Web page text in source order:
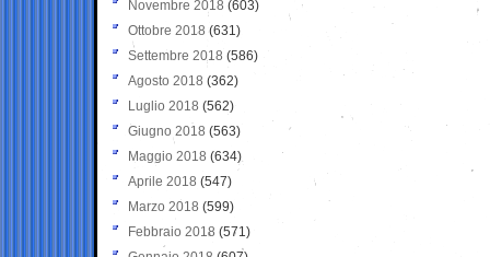
Novembre 2018 (603)
Ottobre 2018 (631)
Settembre 2018 (586)
Agosto 2018 (362)
Luglio 2018 (562)
Giugno 2018 (563)
Maggio 2018 (634)
Aprile 2018 (547)
Marzo 2018 (599)
Febbraio 2018 (571)